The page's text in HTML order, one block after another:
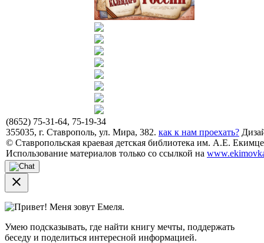
(8652) 75-31-64, 75-19-34
355035, г. Ставрополь, ул. Мира, 382. как к нам проехать?
© Ставропольская краевая детская библиотека им. А.Е.
Использование материалов только со ссылкой на
close
Привет! Меня зовут Емеля.
Умею подсказывать, где найти книгу мечты, поддержать
беседу и поделиться интересной информацией.